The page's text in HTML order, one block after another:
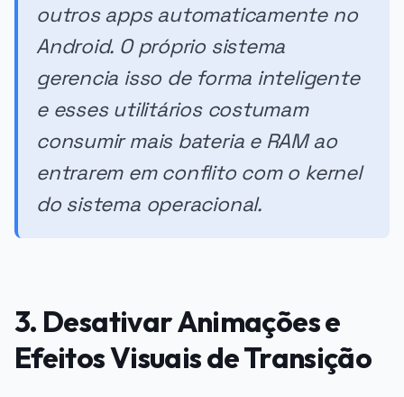
outros apps automaticamente no
Android. O próprio sistema
gerencia isso de forma inteligente
e esses utilitários costumam
consumir mais bateria e RAM ao
entrarem em conflito com o kernel
do sistema operacional.
3. Desativar Animações e
Efeitos Visuais de Transição